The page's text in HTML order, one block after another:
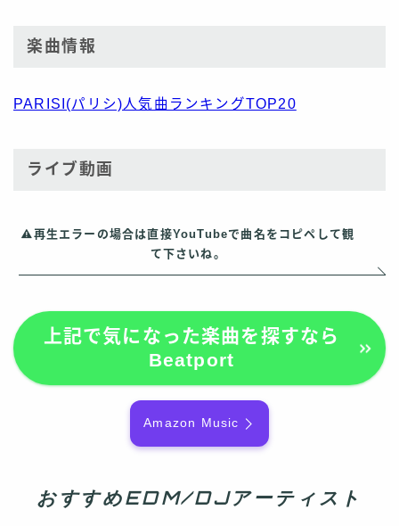
楽曲情報
PARISI(パリシ)人気曲ランキングTOP20
ライブ動画
再生エラーの場合は直接YouTubeで曲名をコピペして観
て下さいね。
上記で気になった楽曲を探すなら
Beatport
Amazon Music
おすすめEDM/DJアーティスト